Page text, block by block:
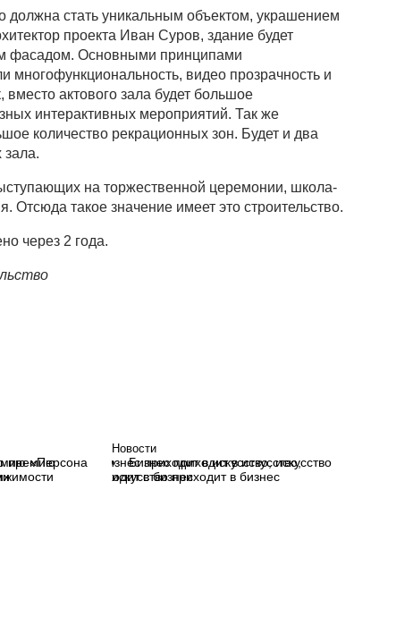
должна стать уникальным объектом, украшением
проекта Иван Суров, здание будет
фасадом. Основными принципами
многофункциональность, видео прозрачность и
вместо актового зала будет большое
интерактивных мероприятий. Так же
количество рекрационных зон. Будет и два
зала.
на торжественной церемонии, школа-
Отсюда такое значение имеет это строительство.
через 2 года.
премию
Новости
Бизнес приходит в искусство,
искусство приходит в бизнес